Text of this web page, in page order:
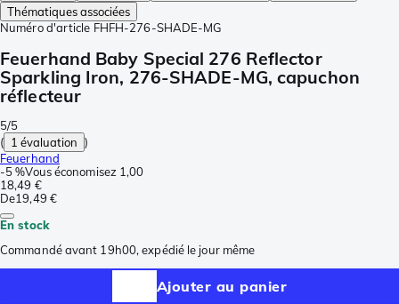
Thématiques associées
Numéro d'article FHFH-276-SHADE-MG
Feuerhand Baby Special 276 Reflector
Sparkling Iron, 276-SHADE-MG, capuchon
réflecteur
5/5
( 1 évaluation )
Feuerhand
-5 %Vous économisez 1,00
18,49 €
De19,49 €
En stock
Commandé avant 19h00, expédié le jour même
Ajouter au panier